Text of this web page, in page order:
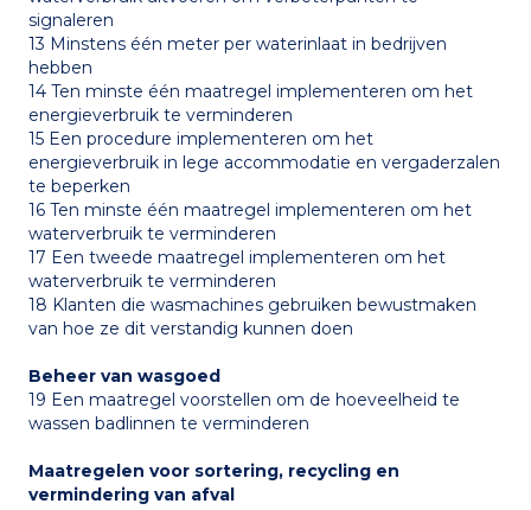
signaleren
13 Minstens één meter per waterinlaat in bedrijven
hebben
14 Ten minste één maatregel implementeren om het
energieverbruik te verminderen
15 Een procedure implementeren om het
energieverbruik in lege accommodatie en vergaderzalen
te beperken
16 Ten minste één maatregel implementeren om het
waterverbruik te verminderen
17 Een tweede maatregel implementeren om het
waterverbruik te verminderen
18 Klanten die wasmachines gebruiken bewustmaken
van hoe ze dit verstandig kunnen doen
Beheer van wasgoed
19 Een maatregel voorstellen om de hoeveelheid te
wassen badlinnen te verminderen
Maatregelen voor sortering, recycling en
vermindering van afval